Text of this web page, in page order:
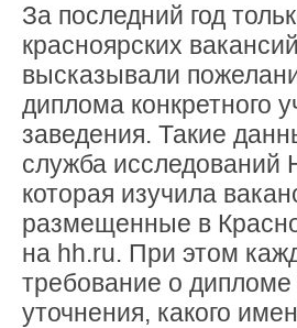
За последний год
красноярских
высказывали
диплома конкретного
заведения. Такие
служба исследований
которая изучила
размещенные в
на hh.ru. При этом
требование о дипломе
уточнения, какого